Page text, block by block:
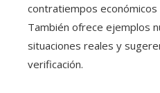
contratiempos económicos
También ofrece ejemplos
situaciones reales y
verificación.